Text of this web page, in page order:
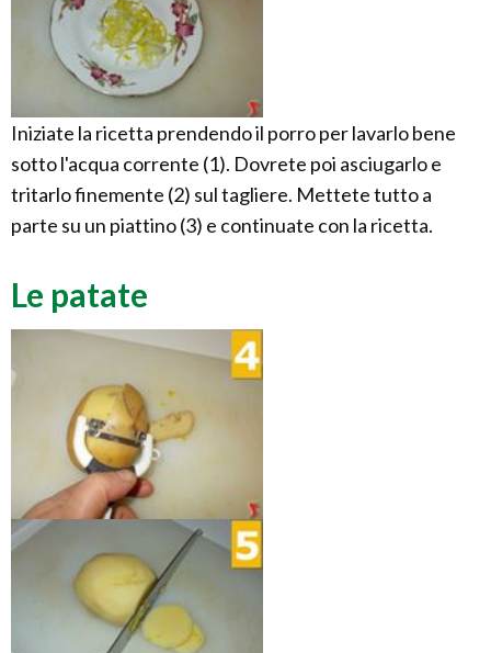
Iniziate la ricetta prendendo il porro per lavarlo bene
sotto l'acqua corrente (1). Dovrete poi asciugarlo e
tritarlo finemente (2) sul tagliere. Mettete tutto a
parte su un piattino (3) e continuate con la ricetta.
Le patate